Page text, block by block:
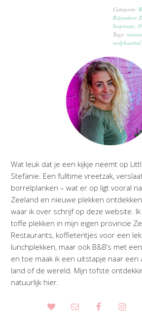
Categorie:
Bijzondere
Inspiratie ,
Tags:natuur
Wat leuk dat je een kijkje neemt op
Stefanie. Een fulltime vreetzak,
borrelplanken – wat er op ligt vooral
Zeeland en nieuwe plekken
waar ik over schrijf op deze website.
toffe plekken in mijn eigen provincie
Restaurants, koffietentjes voor een
lunchplekken, maar ook B&B’s met
en toe maak ik een uitstapje naar
land of de wereld. Mijn tofste
natuurlijk hier.